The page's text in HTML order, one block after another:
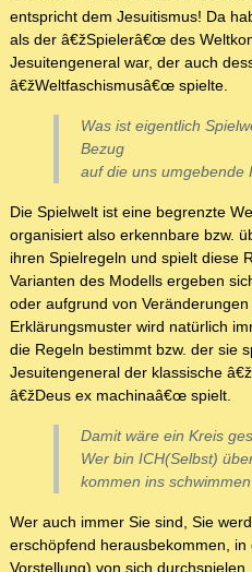
entspricht dem Jesuitismus! Da
als der â€žSpielerâ€œ des
Jesuitengeneral war, der auch
â€žWeltfaschismusâ€œ spielte.
Was ist eigentlich
Bezug
auf die uns umgebende
Die Spielwelt ist eine begrenzte
organisiert also erkennbare bzw.
ihren Spielregeln und spielt diese
Varianten des Modells ergeben
oder aufgrund von
Erklärungsmuster wird natürlich
die Regeln bestimmt bzw. der sie
Jesuitengeneral der klassische
â€žDeus ex machinaâ€œ spielt.
Damit wäre ein Kreis
Wer bin ICH(Selbst)
kommen ins
Wer auch immer Sie sind, Sie
erschöpfend herausbekommen,
Vorstellung) von sich